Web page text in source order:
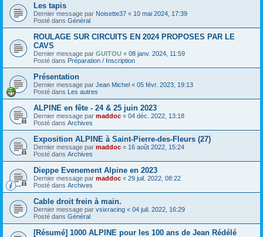
Les tapis
Dernier message par Noisette37 « 10 mai 2024, 17:39
Posté dans Général
ROULAGE SUR CIRCUITS EN 2024 PROPOSES PAR LE
CAVS
Dernier message par GUITOU « 08 janv. 2024, 11:59
Posté dans Préparation / Inscription
Présentation
Dernier message par Jean Michel « 05 févr. 2023, 19:13
Posté dans Les autres
ALPINE en fête - 24 & 25 juin 2023
Dernier message par maddoc « 04 déc. 2022, 13:18
Posté dans Archives
Exposition ALPINE à Saint-Pierre-des-Fleurs (27)
Dernier message par maddoc « 16 août 2022, 15:24
Posté dans Archives
Dieppe Evenement Alpine en 2023
Dernier message par maddoc « 29 juil. 2022, 08:22
Posté dans Archives
Cable droit frein à main.
Dernier message par vsixracing « 04 juil. 2022, 16:29
Posté dans Général
[Résumé] 1000 ALPINE pour les 100 ans de Jean Rédélé